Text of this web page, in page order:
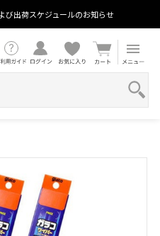
び出荷スケジュールのお知らせ